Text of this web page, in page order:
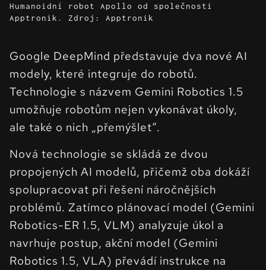
Humanoidní robot Apollo od společnosti
Apptronik. Zdroj: Apptronik
Google DeepMind představuje dva nové AI
modely, které integruje do robotů.
Technologie s názvem Gemini Robotics 1.5
umožňuje robotům nejen vykonávat úkoly,
ale také o nich „přemýšlet“.
Nová technologie se skládá ze dvou
propojených AI modelů, přičemž oba dokáží
spolupracovat při řešení náročnějších
problémů. Zatímco plánovací model (Gemini
Robotics-ER 1.5, VLM) analyzuje úkol a
navrhuje postup, akční model (Gemini
Robotics 1.5, VLA) převádí instrukce na